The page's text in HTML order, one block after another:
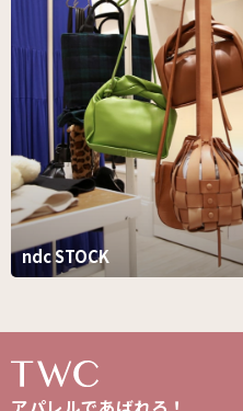
ndc STOCK